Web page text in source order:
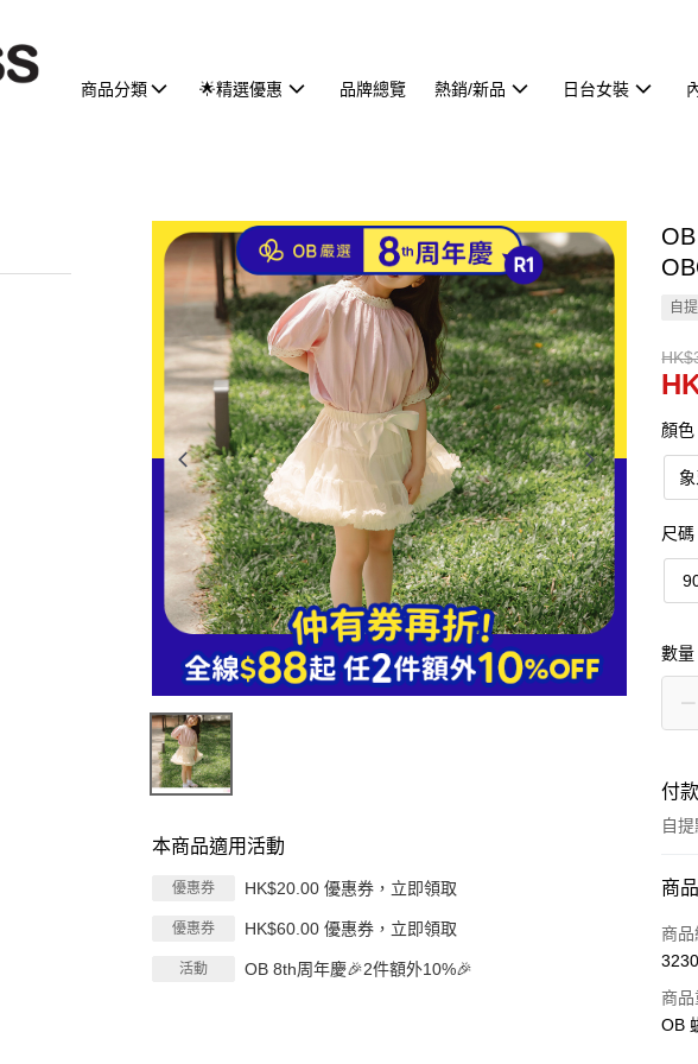
商品分類 🌟精選優惠 品牌總覽 熱銷/新品 日台女裝
本商品適用活動
優惠券 HK$20.00 優惠券，立即領取
優惠券 HK$60.00 優惠券，立即領取
活動 OB 8th周年慶🎉2件額外10%🎉
自
顏色
尺碼
數量
付
自
付
信
商
商
商
OB